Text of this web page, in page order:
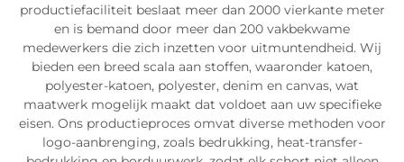
productiefaciliteit beslaat meer dan 2000 vierkante meter
en is bemand door meer dan 200 vakbekwame
medewerkers die zich inzetten voor uitmuntendheid. Wij
bieden een breed scala aan stoffen, waaronder katoen,
polyester-katoen, polyester, denim en canvas, wat
maatwerk mogelijk maakt dat voldoet aan uw specifieke
eisen. Ons productieproces omvat diverse methoden voor
logo-aanbrenging, zoals bedrukking, heat-transfer-